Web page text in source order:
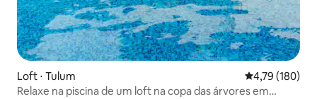
Loft ⋅ Tulum 4,79 de uma
4,79 (180)
Relaxe na piscina de um loft na copa das árvores em